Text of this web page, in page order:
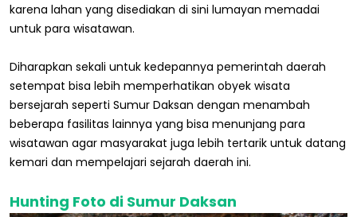
karena lahan yang disediakan di sini lumayan memadai
untuk para wisatawan.
Diharapkan sekali untuk kedepannya pemerintah daerah
setempat bisa lebih memperhatikan obyek wisata
bersejarah seperti Sumur Daksan dengan menambah
beberapa fasilitas lainnya yang bisa menunjang para
wisatawan agar masyarakat juga lebih tertarik untuk datang
kemari dan mempelajari sejarah daerah ini.
Hunting Foto di Sumur Daksan